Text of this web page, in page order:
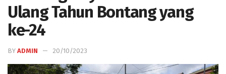
Ulang Tahun Bontang yang
ke-24
BY ADMIN 20/10/2023